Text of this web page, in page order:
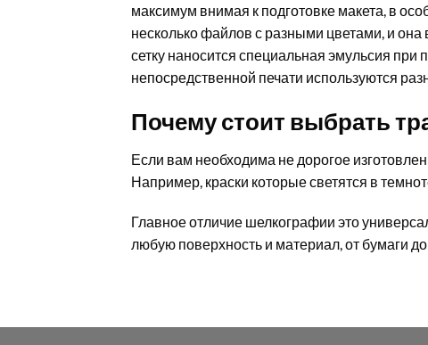
максимум внимая к подготовке макета, в
несколько файлов с разными цветами, и
сетку наносится специальная эмульсия
непосредственной печати используются
Почему стоит выбрать
Если вам необходима не дорогое
Например, краски которые светятся в
Главное отличие шелкографии это
любую поверхность и материал, от бумаги